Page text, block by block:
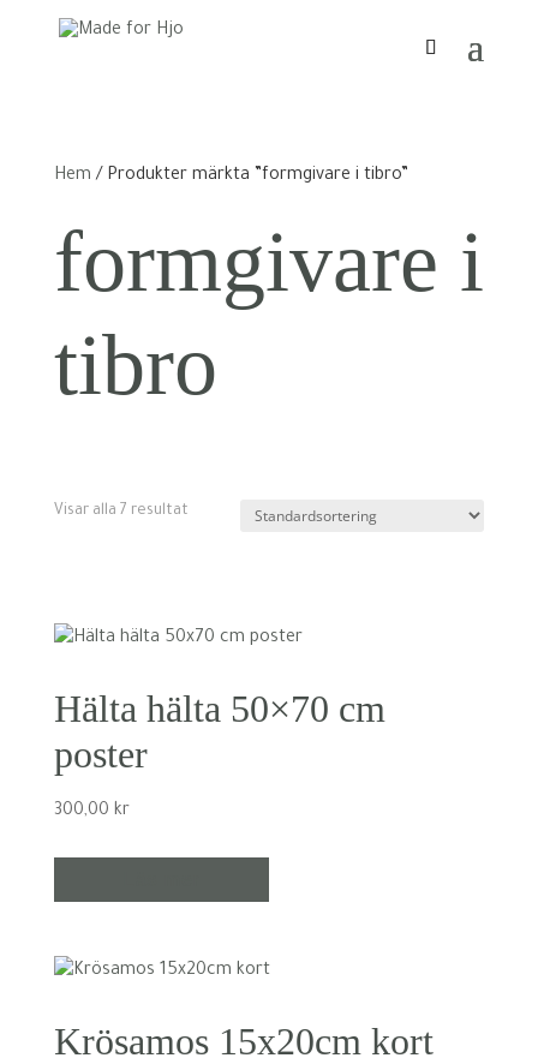
Hem / Produkter märkta ”formgivare i tibro”
formgivare i
tibro
Visar alla 7 resultat
Hälta hälta 50×70 cm
poster
300,00 kr
Krösamos 15x20cm kort